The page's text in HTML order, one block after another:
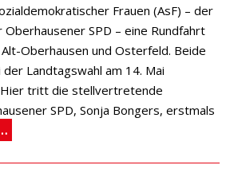
Frauen (AsF) – der
SPD – eine Rundfahrt
Oberhausen und Osterfeld. Beide
Landtagswahl am 14. Mai
Hier tritt die stellvertretende
SPD, Sonja Bongers, erstmals